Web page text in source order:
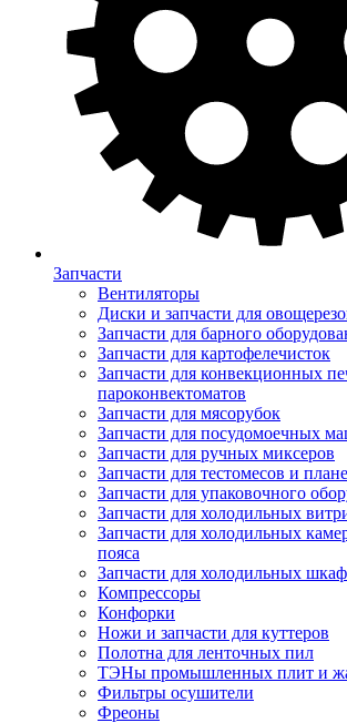
Запчасти
Вентиляторы
Диски и запчасти для
Запчасти для барного
Запчасти для картофелечисток
Запчасти для конвекционных
пароконвектоматов
Запчасти для мясорубок
Запчасти для посудомоечных
Запчасти для ручных миксеров
Запчасти для тестомесов и
Запчасти для упаковочного
Запчасти для холодильных
Запчасти для холодильных
пояса
Запчасти для холодильных
Компрессоры
Конфорки
Ножи и запчасти для куттеров
Полотна для ленточных пил
ТЭНы промышленных плит и
Фильтры осушители
Фреоны